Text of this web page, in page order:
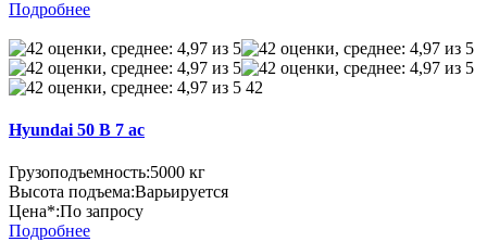
Подробнее
42
Hyundai 50 B 7 ac
Грузоподъемность:5000 кг
Высота подъема:Варьируется
Цена*:По запросу
Подробнее